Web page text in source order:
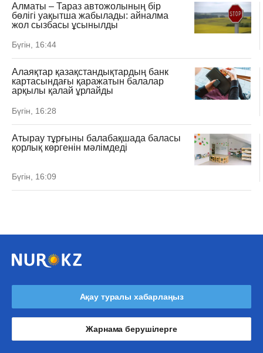
Алматы – Тараз автожолының бір
бөлігі уақытша жабылады: айналма
жол сызбасы ұсынылды
Бүгін, 16:44
Алаяқтар қазақстандықтардың банк
картасындағы қаражатын балалар
арқылы қалай ұрлайды
Бүгін, 16:28
Атырау тұрғыны балабақшада баласы
қорлық көргенін мәлімдеді
Бүгін, 16:09
Ақау туралы хабарлаңыз
Жарнама берушілерге